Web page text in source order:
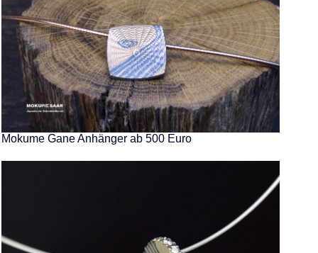
Mokume Gane Anhänger ab 500 Euro